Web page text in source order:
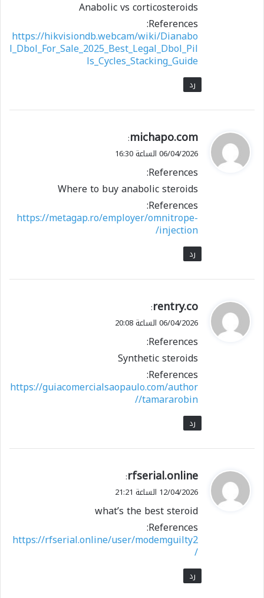
Anabolic vs corticosteroids
References:
https://hikvisiondb.webcam/wiki/Dianabo
l_Dbol_For_Sale_2025_Best_Legal_Dbol_Pil
ls_Cycles_Stacking_Guide
رد
ي
ق
ل
michapo.com
:
06/04/2026 الساعة 16:30
References:
Where to buy anabolic steroids
References:
https://metagap.ro/employer/omnitrope-
injection/
رد
ي
ق
ل
rentry.co
:
06/04/2026 الساعة 20:08
References:
Synthetic steroids
References:
https://guiacomercialsaopaulo.com/author
/tamararobin/
رد
ي
ق
ل
rfserial.online
:
12/04/2026 الساعة 21:21
what’s the best steroid
References:
https://rfserial.online/user/modemguilty2
/
رد